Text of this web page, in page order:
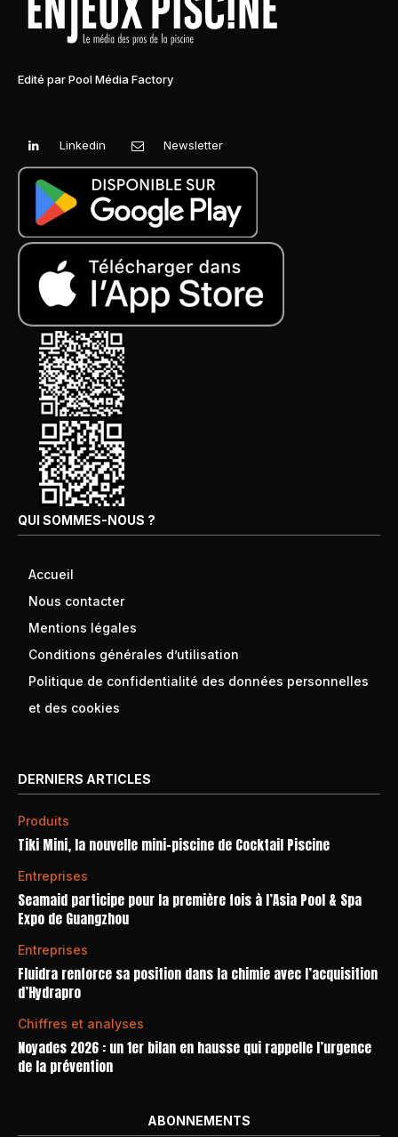
Edité par Pool Média Factory
Linkedin Newsletter
QUI SOMMES-NOUS ?
Accueil
Nous contacter
Mentions légales
Conditions générales d’utilisation
Politique de confidentialité des données personnelles
et des cookies
DERNIERS ARTICLES
Produits
Tiki Mini, la nouvelle mini-piscine de Cocktail Piscine
Entreprises
Seamaid participe pour la première fois à l’Asia Pool & Spa
Expo de Guangzhou
Entreprises
Fluidra renforce sa position dans la chimie avec l’acquisition
d’Hydrapro
Chiffres et analyses
Noyades 2026 : un 1er bilan en hausse qui rappelle l’urgence
de la prévention
ABONNEMENTS